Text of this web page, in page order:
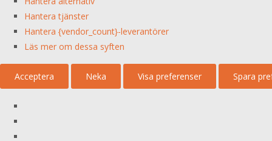
Hantera tjänster
Hantera {vendor_count}-leverantörer
Läs mer om dessa syften
Acceptera Neka Visa preferenser Spara